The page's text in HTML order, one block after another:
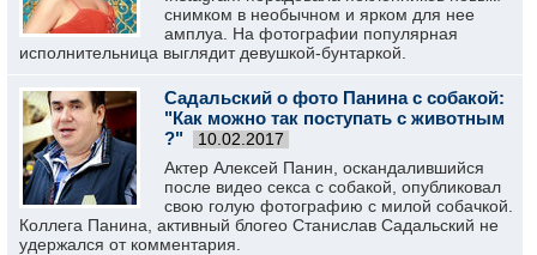
снимком в необычном и ярком для нее
амплуа. На фотографии популярная
исполнительница выглядит девушкой-бунтаркой.
Садальский о фото Панина с собакой:
"Как можно так поступать с животным
?"
10.02.2017
Актер Алексей Панин, оскандалившийся
после видео секса с собакой, опубликовал
свою голую фотографию с милой собачкой.
Коллега Панина, активный блогео Станислав Садальский не
удержался от комментария.